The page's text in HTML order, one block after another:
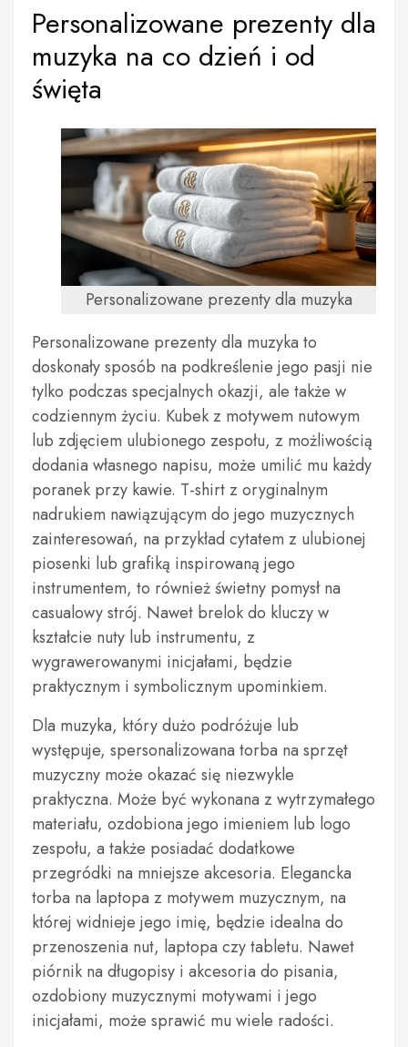
Personalizowane prezenty dla
muzyka na co dzień i od
święta
Personalizowane prezenty dla muzyka
Personalizowane prezenty dla muzyka to
doskonały sposób na podkreślenie jego pasji nie
tylko podczas specjalnych okazji, ale także w
codziennym życiu. Kubek z motywem nutowym
lub zdjęciem ulubionego zespołu, z możliwością
dodania własnego napisu, może umilić mu każdy
poranek przy kawie. T-shirt z oryginalnym
nadrukiem nawiązującym do jego muzycznych
zainteresowań, na przykład cytatem z ulubionej
piosenki lub grafiką inspirowaną jego
instrumentem, to również świetny pomysł na
casualowy strój. Nawet brelok do kluczy w
kształcie nuty lub instrumentu, z
wygrawerowanymi inicjałami, będzie
praktycznym i symbolicznym upominkiem.
Dla muzyka, który dużo podróżuje lub
występuje, spersonalizowana torba na sprzęt
muzyczny może okazać się niezwykle
praktyczna. Może być wykonana z wytrzymałego
materiału, ozdobiona jego imieniem lub logo
zespołu, a także posiadać dodatkowe
przegródki na mniejsze akcesoria. Elegancka
torba na laptopa z motywem muzycznym, na
której widnieje jego imię, będzie idealna do
przenoszenia nut, laptopa czy tabletu. Nawet
piórnik na długopisy i akcesoria do pisania,
ozdobiony muzycznymi motywami i jego
inicjałami, może sprawić mu wiele radości.